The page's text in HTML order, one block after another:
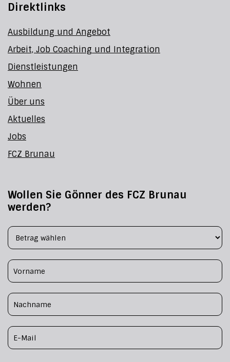
Direktlinks
Ausbildung und Angebot
Arbeit, Job Coaching und Integration
Dienstleistungen
Wohnen
Über uns
Aktuelles
Jobs
FCZ Brunau
Wollen Sie Gönner des FCZ Brunau
werden?